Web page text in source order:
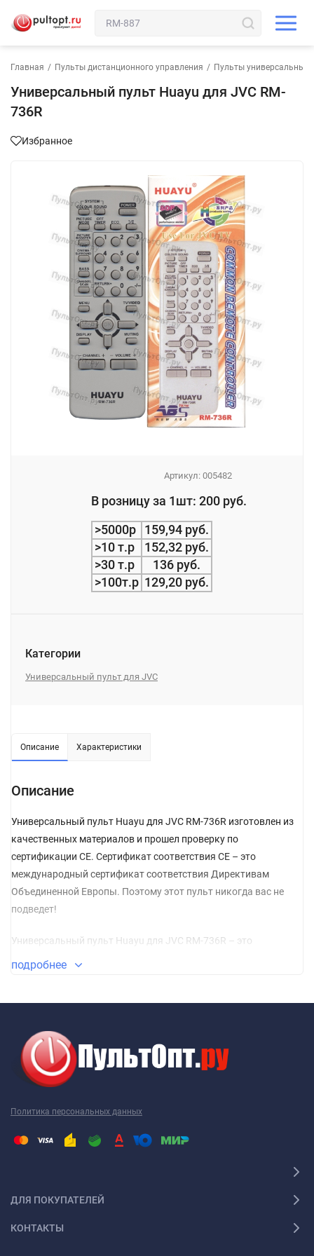
Главная / Пульты дистанционного управления / Пульты универсальные
Универсальный пульт Huayu для JVC RM-
736R
Избранное
Артикул: 005482
В розницу за 1шт: 200 руб.
>5000р
159,94 руб.
>10 т.р
152,32 руб.
>30 т.р
136 руб.
>100т.р 129,20 руб.
Категории
Универсальный пульт для JVC
Описание Характеристики
Описание
Универсальный пульт Huayu для JVC RM-736R изготовлен из
качественных материалов и прошел проверку по
сертификации CE. Сертификат соответствия СЕ – это
международный сертификат соответствия Директивам
Объединенной Европы. Поэтому этот пульт никогда вас не
подведет!
Универсальный пульт Huayu для JVC RM-736R – это
универсальный пульт
что им могут пользоваться даже люди далекие от
электроники. Его корпус очень часто совпадает с корпусом
вашего родного пульта, поэтому у вас не будет привыкания к
привычных местах.
На сегодняшний день этот пульт - лучший
подробнее
Политика персональных данных
ДЛЯ ПОКУПАТЕЛЕЙ
КОНТАКТЫ